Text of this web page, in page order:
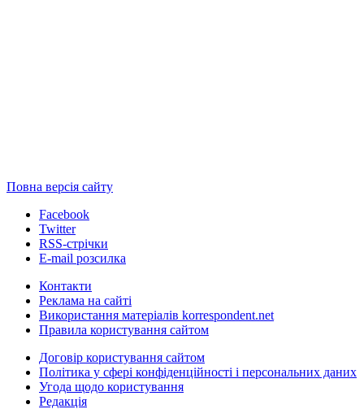
Повна версія сайту
Facebook
Twitter
RSS-стрічки
E-mail розсилка
Контакти
Реклама на сайті
Використання матеріалів korrespondent.net
Правила користування сайтом
Договір користування сайтом
Політика у сфері конфіденційності і персональних даних
Угода щодо користування
Редакція